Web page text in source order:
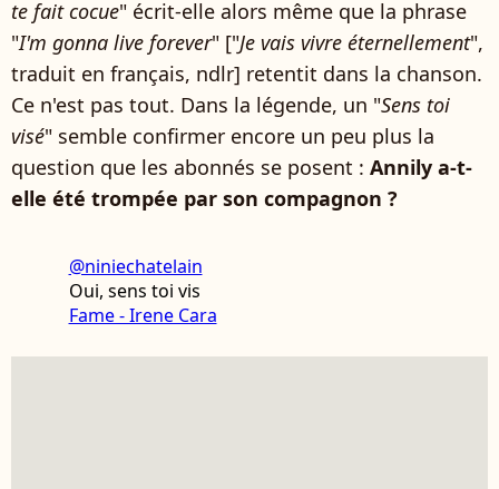
te fait cocue" écrit-elle alors même que la phrase
"I'm gonna live forever" ["Je vais vivre éternellement",
traduit en français, ndlr] retentit dans la chanson.
Ce n'est pas tout. Dans la légende, un "Sens toi
visé" semble confirmer encore un peu plus la
question que les abonnés se posent : Annily a-t-
elle été trompée par son compagnon ?
@niniechatelain
Oui, sens toi vis
Fame - Irene Cara